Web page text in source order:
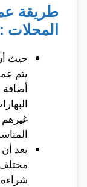
طريقة
المحلات :
حيث
يتم
أضافة
يعد